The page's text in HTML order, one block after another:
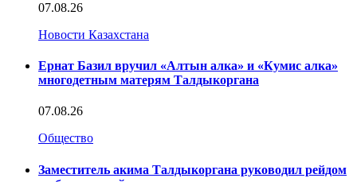
07.08.26
Новости Казахстана
Ернат Базил вручил «Алтын алка» и «Кумис алка»
многодетным матерям Талдыкоргана
07.08.26
Общество
Заместитель акима Талдыкоргана руководил рейдом